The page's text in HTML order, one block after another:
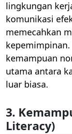
lingkungan
komunikasi
memecahkan
kemampuan
utama antara
luar biasa.
3.
Literacy)